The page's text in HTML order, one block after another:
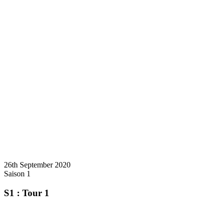
26th September 2020
Saison 1
S1 : Tour 1